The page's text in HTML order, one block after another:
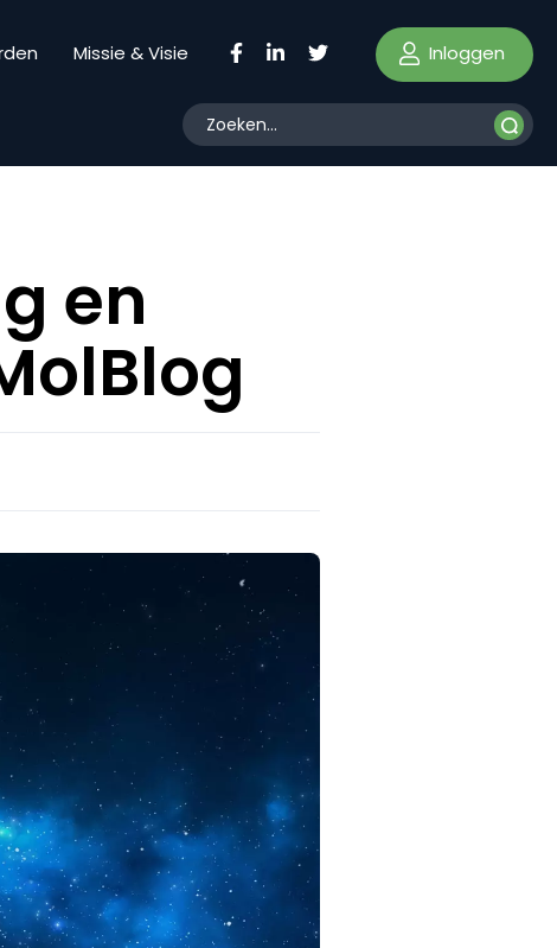
Missie & Visie Inloggen
en